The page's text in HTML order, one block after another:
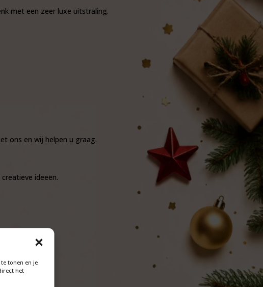
tonen en je
het
met een zeer luxe uitstraling.
ons en wij helpen u graag.
ideeën.